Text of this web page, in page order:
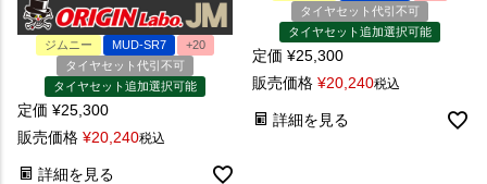
ジムニー MUD-SR7
+20
タイヤセット代引不可
タイヤセット追加選択可能
定価 ¥25,300
販売価格 ¥20,240税込
詳細を見る
タイヤセット代引不可
タイヤセット追加選択可能
定価 ¥25,300
販売価格 ¥20,240税込
詳細を見る